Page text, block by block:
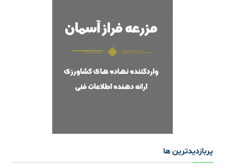
پربازدیدترین ها